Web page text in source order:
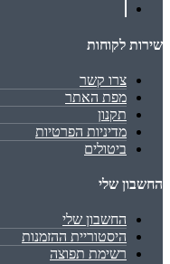
שירות לקוחות
צרו קשר
מפת האתר
תקנון
מדיניות הפרטיות
ביטולים
החשבון שלי
החשבון שלי
היסטוריית ההזמנות
רשימת תפוצה